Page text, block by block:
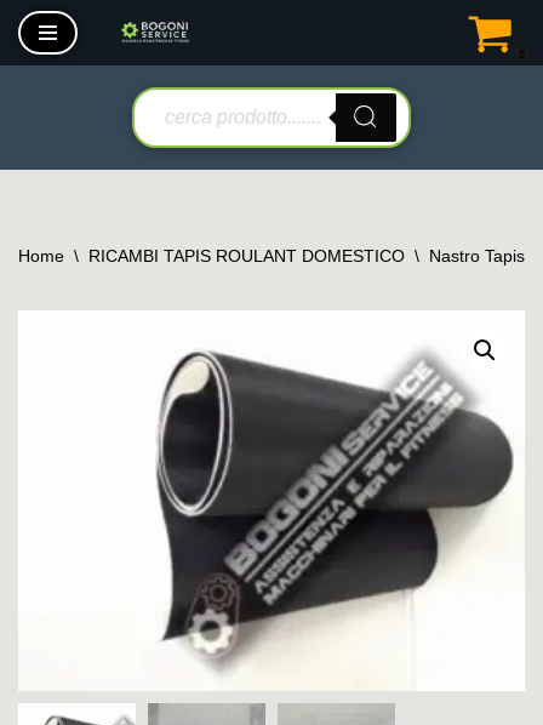
Vai
Home \ RICAMBI TAPIS ROULANT DOMESTICO \ Nastro Tapis